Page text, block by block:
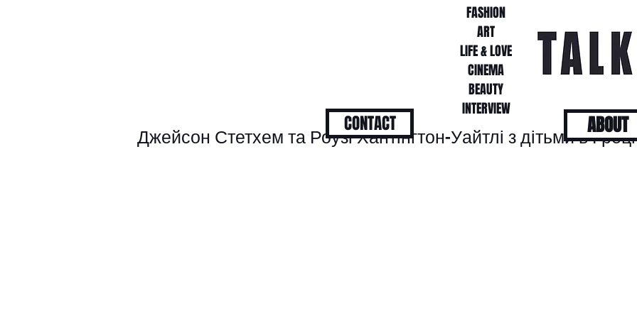
FASHION
ART
LIFE & LOVE
CINEMA
BEAUTY
INTERVIEW
Джейсон Стетхем та Роузі Хантінгтон-Уайтлі з дітьми в
CONTACT ABOUT
FASHION
ART
LIFE & LOVE
CINEMA
BEAUTY
INTERVIEW